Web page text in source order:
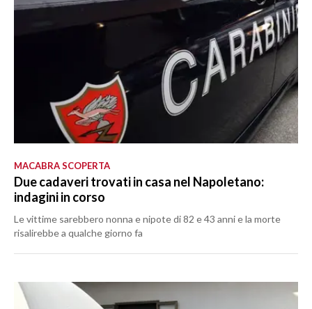
MACABRA SCOPERTA
Due cadaveri trovati in casa nel Napoletano:
indagini in corso
Le vittime sarebbero nonna e nipote di 82 e 43 anni e la morte
risalirebbe a qualche giorno fa